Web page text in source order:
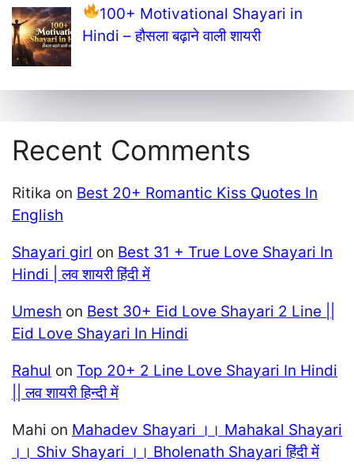
100+ Motivational Shayari in
Hindi – हौसला बढ़ाने वाली शायरी
Recent Comments
Ritika on Best 20+ Romantic Kiss Quotes In
English
Shayari girl on Best 31 + True Love Shayari In
Hindi | लव शायरी हिंदी में
Umesh on Best 30+ Eid Love Shayari 2 Line ||
Eid Love Shayari In Hindi
Rahul on Top 20+ 2 Line Love Shayari In Hindi
|| लव शायरी हिन्दी में
Mahi on Mahadev Shayari ।। Mahakal Shayari
।। Shiv Shayari ।। Bholenath Shayari हिंदी में